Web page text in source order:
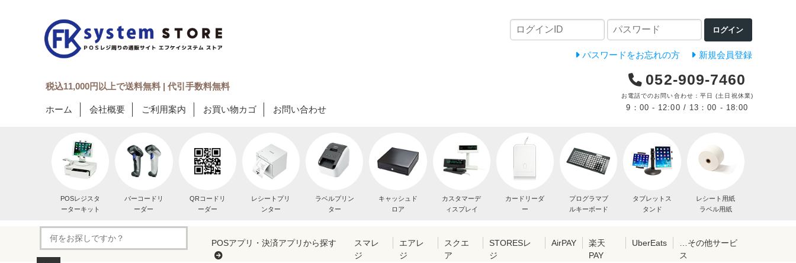
ログイン
パスワードをお忘れの方 新規会員登録
税込11,000円以上で送料無料 | 代引手数料無料
ホーム 会社概要 ご利用案内 お買い物カゴ お問い合わせ
052-909-7460
お電話でのお問い合わせ：平日 (土日祝休業)
9：00 - 12:00 / 13：00 - 18:00
POSレジスタ
ーターキット
バーコードリ
ーダー
QRコードリ
ーダー
レシートプリ
ンター
ラベルプリン
ター
キャッシュド
ロア
カスタマーデ
ィスプレイ
カードリーダ
ー
プログラマブ
ルキーボード
タブレットス
タンド
レシート用紙
ラベル用紙
POSアプリ・決済アプリから探す
スマレ
ジ
エアレ
ジ
スクエ
ア
STORESレ
ジ
AirPAY
楽天
PAY
UberEats
…その他サービ
ス